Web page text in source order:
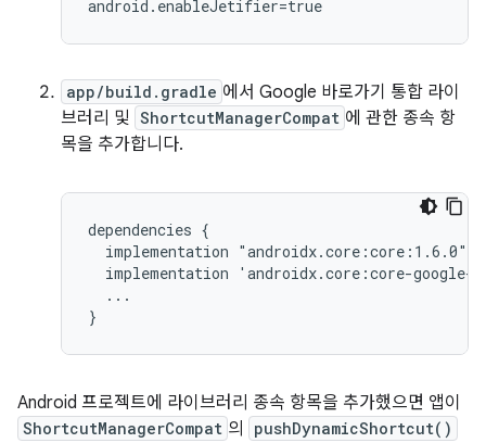
app/build.gradle 에서 Google 바로가기 통합 라이
브러리 및 ShortcutManagerCompat 에 관한 종속 항
목을 추가합니다.
dependencies
implementation
implementation
...
Android 프로젝트에 라이브러리 종속 항목을 추가했으면 앱이
ShortcutManagerCompat 의 pushDynamicShortcut()